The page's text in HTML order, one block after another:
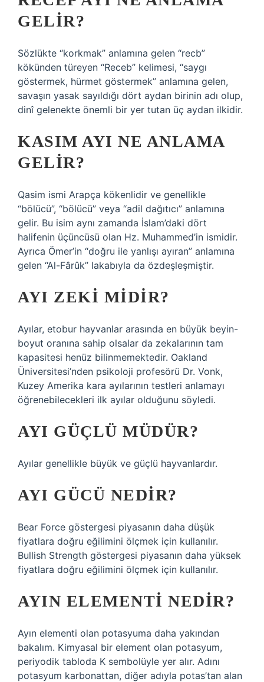
GELIR?
Sözlükte “korkmak” anlamına gelen “recb”
kökünden türeyen “Receb” kelimesi, “saygı
göstermek, hürmet göstermek” anlamına gelen,
savaşın yasak sayıldığı dört aydan birinin adı olup,
dinî gelenekte önemli bir yer tutan üç aydan ilkidir.
KASIM AYI NE ANLAMA
GELIR?
Qasim ismi Arapça kökenlidir ve genellikle
“bölücü”, “bölücü” veya “adil dağıtıcı” anlamına
gelir. Bu isim aynı zamanda İslam’daki dört
halifenin üçüncüsü olan Hz. Muhammed’in ismidir.
Ayrıca Ömer’in “doğru ile yanlışı ayıran” anlamına
gelen “Al-Fârûk” lakabıyla da özdeşleşmiştir.
AYI ZEKI MIDIR?
Ayılar, etobur hayvanlar arasında en büyük beyin-
boyut oranına sahip olsalar da zekalarının tam
kapasitesi henüz bilinmemektedir. Oakland
Üniversitesi’nden psikoloji profesörü Dr. Vonk,
Kuzey Amerika kara ayılarının testleri anlamayı
öğrenebilecekleri ilk ayılar olduğunu söyledi.
AYI GÜÇLÜ MÜDÜR?
Ayılar genellikle büyük ve güçlü hayvanlardır.
AYI GÜCÜ NEDIR?
Bear Force göstergesi piyasanın daha düşük
fiyatlara doğru eğilimini ölçmek için kullanılır.
Bullish Strength göstergesi piyasanın daha yüksek
fiyatlara doğru eğilimini ölçmek için kullanılır.
AYIN ELEMENTI NEDIR?
Ayın elementi olan potasyuma daha yakından
bakalım. Kimyasal bir element olan potasyum,
periyodik tabloda K sembolüyle yer alır. Adını
potasyum karbonattan, diğer adıyla potas’tan alan